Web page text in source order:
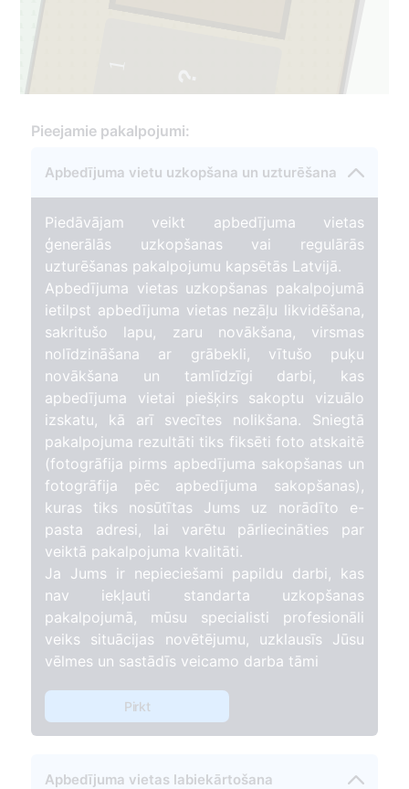
Pieejamie pakalpojumi:
Apbedījuma vietu uzkopšana un uzturēšana
Piedāvājam veikt apbedījuma vietas
ģenerālās uzkopšanas vai regulārās
uzturēšanas pakalpojumu kapsētās Latvijā.
Apbedījuma vietas uzkopšanas pakalpojumā
ietilpst apbedījuma vietas nezāļu likvidēšana,
sakritušo lapu, zaru novākšana, virsmas
nolīdzināšana ar grābekli, vītušo puķu
novākšana un tamlīdzīgi darbi, kas
apbedījuma vietai piešķirs sakoptu vizuālo
izskatu, kā arī svecītes nolikšana. Sniegtā
pakalpojuma rezultāti tiks fiksēti foto atskaitē
(fotogrāfija pirms apbedījuma sakopšanas un
fotogrāfija pēc apbedījuma sakopšanas),
kuras tiks nosūtītas Jums uz norādīto e-
pasta adresi, lai varētu pārliecināties par
veiktā pakalpojuma kvalitāti.
Ja Jums ir nepieciešami papildu darbi, kas
nav iekļauti standarta uzkopšanas
pakalpojumā, mūsu specialisti profesionāli
veiks situācijas novētējumu, uzklausīs Jūsu
vēlmes un sastādīs veicamo darba tāmi
Pirkt
Apbedījuma vietas labiekārtošana